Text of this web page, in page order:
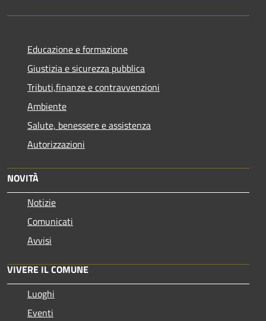
Educazione e formazione
Giustizia e sicurezza pubblica
Tributi,finanze e contravvenzioni
Ambiente
Salute, benessere e assistenza
Autorizzazioni
NOVITÀ
Notizie
Comunicati
Avvisi
VIVERE IL COMUNE
Luoghi
Eventi